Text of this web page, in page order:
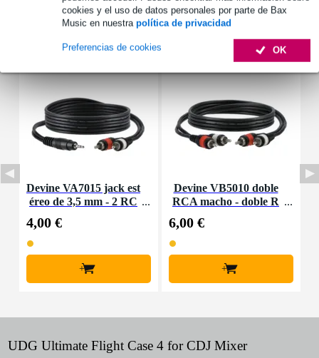
cookies y el uso de datos personales por parte de Bax
Music en nuestra política de privacidad
OK
Preferencias de cookies
Accesorios (3)
Devine VA7015 jack est
éreo de 3,5 mm - 2 RC
4,00 €
+
Devine VB5010 doble
RCA macho - doble R
6,00 €
+
UDG Ultimate Flight Case 4 for CDJ Mixer